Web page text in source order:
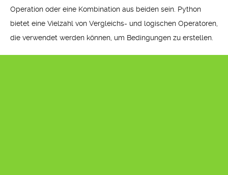
Operation oder eine Kombination aus beiden sein. Python
bietet eine Vielzahl von Vergleichs- und logischen Operatoren,
die verwendet werden können, um Bedingungen zu erstellen.